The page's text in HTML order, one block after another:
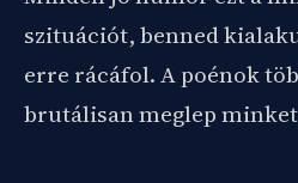
szituációt, benned
erre rácáfol. A poénok
brutálisan meglep